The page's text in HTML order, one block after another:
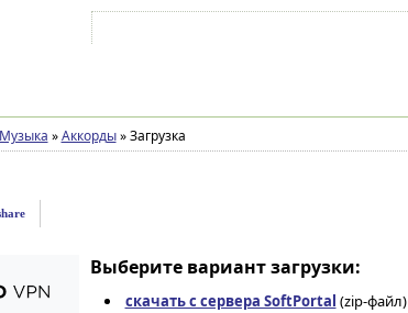
Музыка » Аккорды »Загрузка
Выберите вариант загрузки:
скачать с сервера SoftPortal (zip-файл)